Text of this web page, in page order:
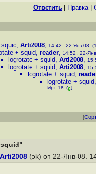
Ответить Правка|
squid, Arti2008, 14:42 , 22-Янв-08,
+ squid, reader, 14:52 , 22-
logrotate + squid, Arti2008,
logrotate + squid, Arti2008,
logrotate + squid,
logrotate + squid,
Мрт-18, (6)
[
Arti2008 (ok) on 22-Янв-08,